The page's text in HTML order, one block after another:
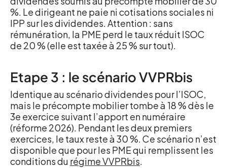
%. Le dirigeant ne paie ni cotisations sociales ni
IPP sur les dividendes. Attention : sans
rémunération, la PME perd le taux réduit ISOC
de 20 % (elle est taxée à 25 % sur tout).
Etape 3 : le scénario VVPRbis
Identique au scénario dividendes pour l’ISOC,
mais le précompte mobilier tombe à 18 % dès le
3e exercice suivant l’apport en numéraire
(réforme 2026). Pendant les deux premiers
exercices, le taux reste à 30 %. Ce scénario n’est
disponible que pour les PME qui remplissent les
conditions du régime VVPRbis.